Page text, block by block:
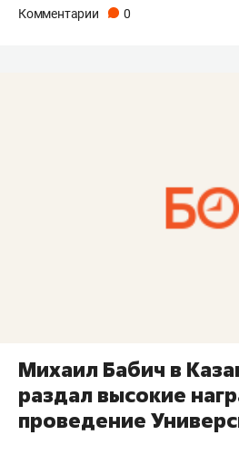
Комментарии 0
Михаил Бабич в
раздал высокие
проведение